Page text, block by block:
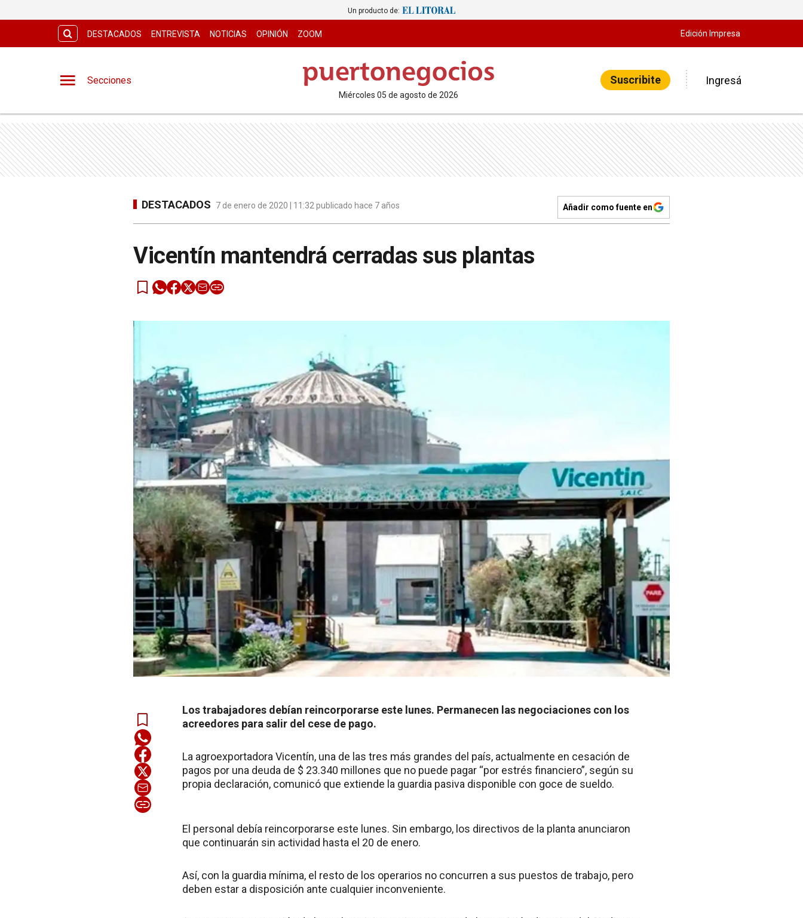
Un producto de:
DESTACADOS ENTREVISTA NOTICIAS OPINIÓN ZOOM Edición Impresa
Secciones
miércoles 05 de agosto de 2026
Suscribite Ingresá
DESTACADOS 7 de enero de 2020 | 11:32 publicado hace 7 años Añadir como fuente en
Vicentín mantendrá cerradas sus plantas
Los trabajadores debían reincorporarse este lunes. Permanecen las negociaciones con los
acreedores para salir del cese de pago.
La agroexportadora Vicentín, una de las tres más grandes del país, actualmente en cesación de
pagos por una deuda de $ 23.340 millones que no puede pagar “por estrés financiero”, según su
propia declaración, comunicó que extiende la guardia pasiva disponible con goce de sueldo.
El personal debía reincorporarse este lunes. Sin embargo, los directivos de la planta anunciaron
que continuarán sin actividad hasta el 20 de enero.
Así, con la guardia mínima, el resto de los operarios no concurren a sus puestos de trabajo, pero
deben estar a disposición ante cualquier inconveniente.